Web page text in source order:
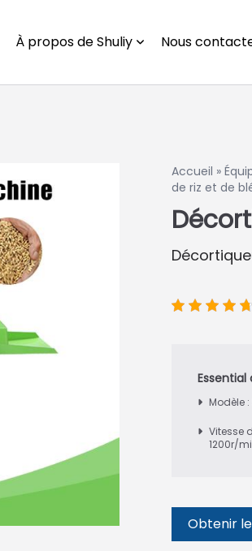
À propos de Shuliy Nous
Accueil »
de riz et de
Modèle
Vitesse
1200r/
Obtenir